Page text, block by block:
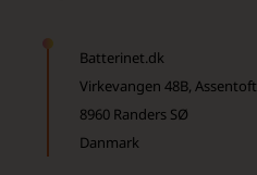
Batterinet.dk
Virkevangen 48B, Assentoft
8960 Randers SØ
Danmark